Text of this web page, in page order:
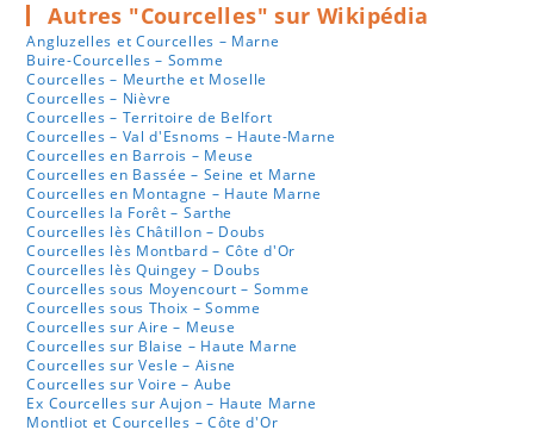
Autres "Courcelles" sur Wikipédia
Angluzelles et Courcelles – Marne
Buire-Courcelles – Somme
Courcelles – Meurthe et Moselle
Courcelles – Nièvre
Courcelles – Territoire de Belfort
Courcelles – Val d'Esnoms – Haute-Marne
Courcelles en Barrois – Meuse
Courcelles en Bassée – Seine et Marne
Courcelles en Montagne – Haute Marne
Courcelles la Forêt – Sarthe
Courcelles lès Châtillon – Doubs
Courcelles lès Montbard – Côte d'Or
Courcelles lès Quingey – Doubs
Courcelles sous Moyencourt – Somme
Courcelles sous Thoix – Somme
Courcelles sur Aire – Meuse
Courcelles sur Blaise – Haute Marne
Courcelles sur Vesle – Aisne
Courcelles sur Voire – Aube
Ex Courcelles sur Aujon – Haute Marne
Montliot et Courcelles – Côte d'Or